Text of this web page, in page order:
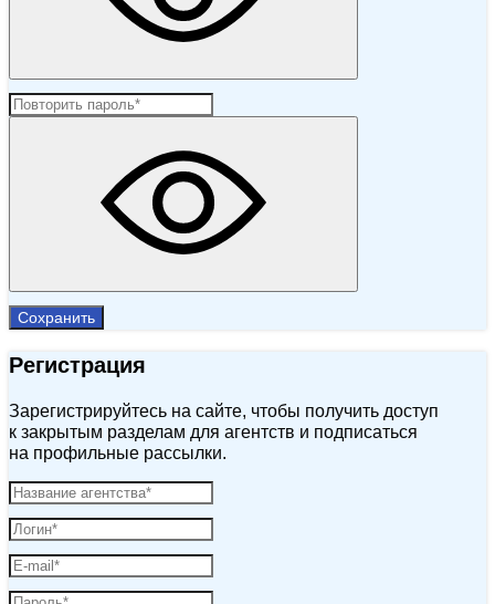
Сохранить
Регистрация
Зарегистрируйтесь на сайте, чтобы получить доступ
к закрытым разделам для агентств и подписаться
на профильные рассылки.